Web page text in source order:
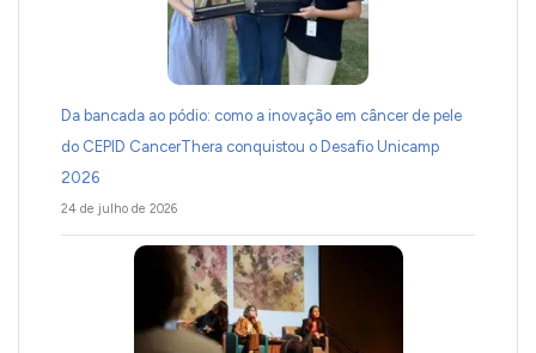
Da bancada ao pódio: como a inovação em câncer de pele
do CEPID CancerThera conquistou o Desafio Unicamp
2026
24 de julho de 2026